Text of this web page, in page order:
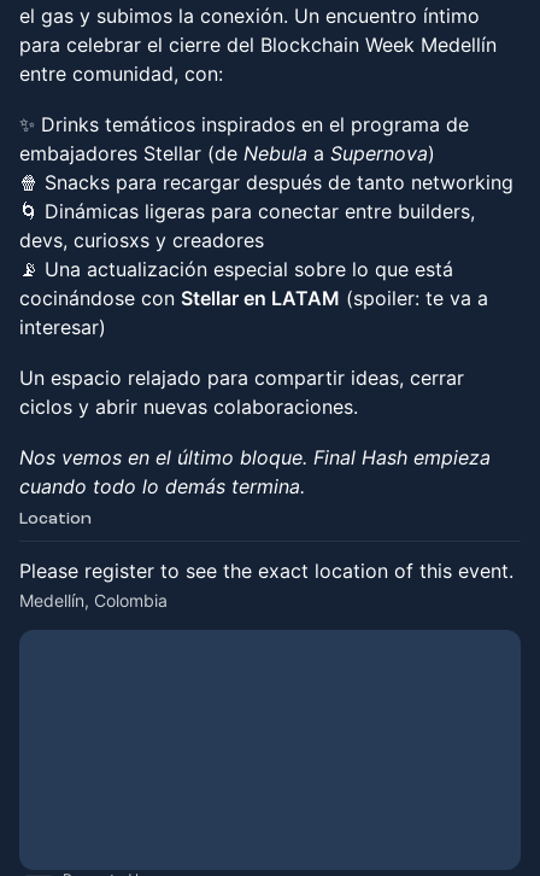
el gas y subimos la conexión. Un encuentro íntimo
para celebrar el cierre del Blockchain Week Medellín
entre comunidad, con:
✨ Drinks temáticos inspirados en el programa de
embajadores Stellar (de Nebula a Supernova)
🍿 Snacks para recargar después de tanto networking
🌀 Dinámicas ligeras para conectar entre builders,
devs, curiosxs y creadores
📡 Una actualización especial sobre lo que está
cocinándose con Stellar en LATAM (spoiler: te va a
interesar)
Un espacio relajado para compartir ideas, cerrar
ciclos y abrir nuevas colaboraciones.
Nos vemos en el último bloque. Final Hash empieza
cuando todo lo demás termina.
Location
Please register to see the exact location of this event.
Medellín, Colombia